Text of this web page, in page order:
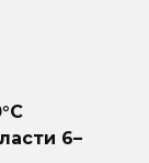
6–